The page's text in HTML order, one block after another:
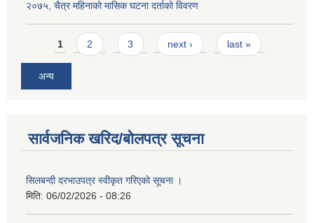
२०७५, चैत्र महिनाको मासिक घटना दर्ताको विवरण
Pages
1 2 3 next › last »
अन्य
सार्वजनिक खरिद/बोलपत्र सूचना
सिलबन्दी दरभाउपत्र स्वीकृत गरिएको सूचना ।
मिति: 06/02/2026 - 08:26